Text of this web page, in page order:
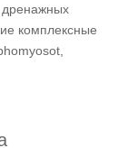
дренажных
комплексные